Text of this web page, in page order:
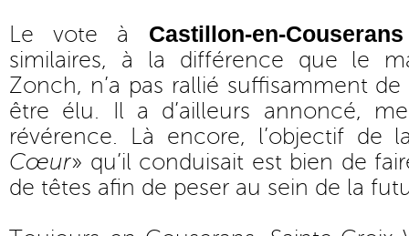
Le vote à Castillon-en-Couserans
similaires, à la différence que le
Zonch, n’a pas rallié suffisamment
être élu. Il a d’ailleurs annoncé,
révérence. Là encore, l’objectif de
Cœur» qu’il conduisait est bien de
de têtes afin de peser au sein de la